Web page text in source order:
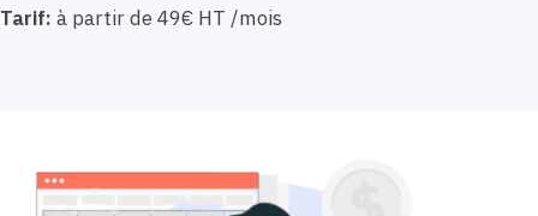
Tarif: à partir de 49€ HT /mois